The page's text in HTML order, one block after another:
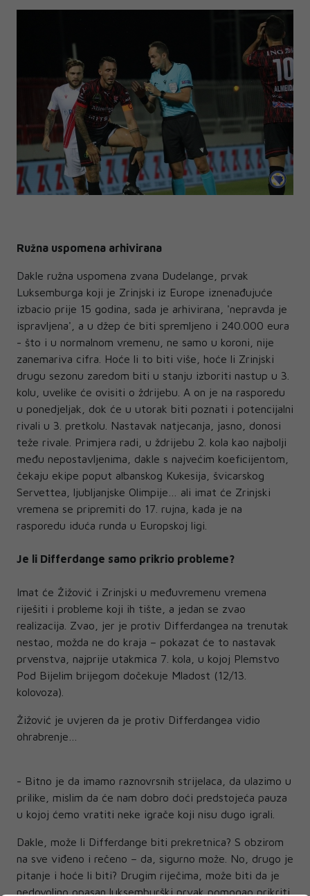
Ružna uspomena arhivirana
Dakle ružna uspomena zvana Dudelange, prvak
Luksemburga koji je Zrinjski iz Europe iznenađujuće
izbacio prije 15 godina, sada je arhivirana, 'nepravda je
ispravljena', a u džep će biti spremljeno i 240.000 eura
- što i u normalnom vremenu, ne samo u koroni, nije
zanemariva cifra. Hoće li to biti više, hoće li Zrinjski
drugu sezonu zaredom biti u stanju izboriti nastup u 3.
kolu, uvelike će ovisiti o ždrijebu. A on je na rasporedu
u ponedjeljak, dok će u utorak biti poznati i potencijalni
rivali u 3. pretkolu. Nastavak natjecanja, jasno, donosi
teže rivale. Primjera radi, u ždrijebu 2. kola kao najbolji
među nepostavljenima, dakle s najvećim koeficijentom,
čekaju ekipe poput albanskog Kukesija, švicarskog
Servettea, ljubljanjske Olimpije… ali imat će Zrinjski
vremena se pripremiti do 17. rujna, kada je na
rasporedu iduća runda u Europskoj ligi.
Je li Differdange samo prikrio probleme?
Imat će Žižović i Zrinjski u međuvremenu vremena
riješiti i probleme koji ih tište, a jedan se zvao
realizacija. Zvao, jer je protiv Differdangea na trenutak
nestao, možda ne do kraja – pokazat će to nastavak
prvenstva, najprije utakmica 7. kola, u kojoj Plemstvo
Pod Bijelim brijegom dočekuje Mladost (12/13.
kolovoza).
Žižović je uvjeren da je protiv Differdangea vidio
ohrabrenje…
- Bitno je da imamo raznovrsnih strijelaca, da ulazimo u
prilike, mislim da će nam dobro doći predstojeća pauza
u kojoj ćemo vratiti neke igrače koji nisu dugo igrali.
Dakle, može li Differdange biti prekretnica? S obzirom
na sve viđeno i rečeno – da, sigurno može. No, drugo je
pitanje i hoće li biti? Drugim riječima, može biti da je
nedovoljno opasan luksemburški prvak pomogao prikriti